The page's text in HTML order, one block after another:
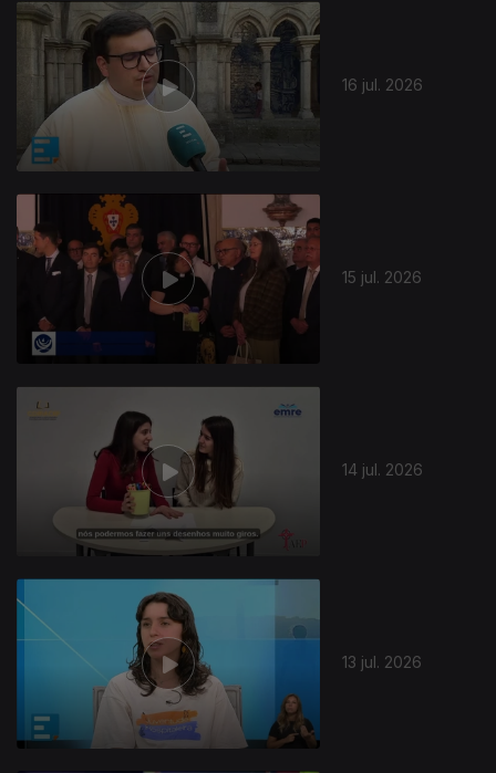
16 jul. 2026
15 jul. 2026
14 jul. 2026
13 jul. 2026